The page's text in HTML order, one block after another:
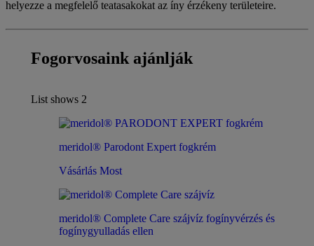
helyezze a megfelelő teatasakokat az íny érzékeny területeire.
Fogorvosaink ajánlják
List shows 2
meridol® Parodont Expert fogkrém
Vásárlás Most
meridol® Complete Care szájvíz fogínyvérzés és
fogínygyulladás ellen